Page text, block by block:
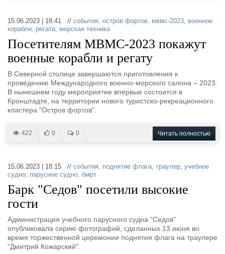
15.06.2023 | 18:41 // события, остров фортов, мвмс-2023, военное
корабли, регата, морская техника
Посетителям МВМС-2023 покажут
военные корабли и регату
В Северной столице завершаются приготовления к
проведению Международного военно-морского салона – 2023.
В нынешнем году мероприятие впервые состоится в
Кронштадте, на территории нового туристско-рекреационного
кластера "Остров фортов".
422 0 0 Читать полностью
15.06.2023 | 18:15 // события, поднятие флага, траулер, учебное
судно, парусное судно, бмрт
Барк "Седов" посетили высокие
гости
Администрация учебного парусного судна "Седов"
опубликовала серию фотографий, сделанных 13 июня во
время торжественной церемонии поднятия флага на траулере
"Дмитрий Кожарский".